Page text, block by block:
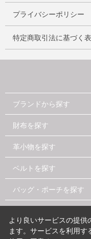
プライバシーポリシー
特定商取引法に基づく
ブランドから探す
財布を探す
革小物を探す
ベルトを探す
バッグ・ポーチを探す
より良いサービスの提供
ます。サービスを利用